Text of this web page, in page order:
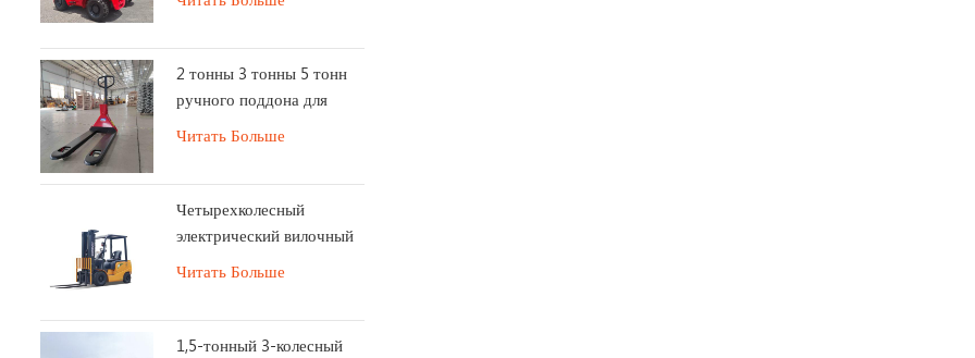
2 тонны 3 тонны 5 тонн
ручного поддона для
грузовика
Читать Больше
Четырехколесный
электрический вилочный
погрузчик
Читать Больше
1,5-тонный 3-колесный